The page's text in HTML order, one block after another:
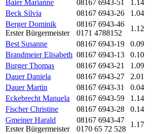
Baier Marianne
08167 6943-51 1.14
Beck Silvia
08167 6943-26 1.04
Berger Dominik
Erster Bürgermeister
08167 6943-46
0171 4788152
1.12
Best Susanne
08167 6943-19 0.09
Brandmeier Elisabeth 08167 6943-13 0.10
Burger Thomas
08167 6943-21 1.09
Dauer Daniela
08167 6943-27 2.01
Dauer Martin
08167 6943-31 0.04
Eckebrecht Manuela
08167 6943-59 1.14
Fischer Christine
08167 6943-28 0.14
Gmeiner Harald
Erster Bürgermeister
08167 6943-47
0170 65 72 528
1.17